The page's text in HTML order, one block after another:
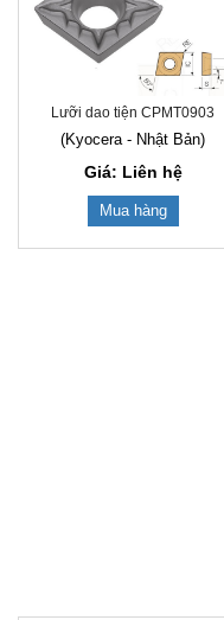
Lưỡi dao tiện CPMT0903
(Kyocera - Nhật Bản)
Giá: Liên hệ
Mua hàng